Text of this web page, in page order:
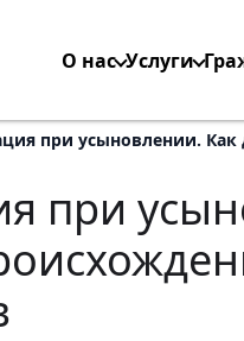
О нас Услуги
при усыновлении.
при